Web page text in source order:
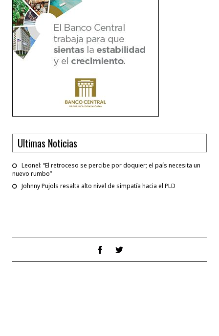
Ultimas Noticias
Leonel: “El retroceso se percibe por doquier; el país necesita un
nuevo rumbo”
Johnny Pujols resalta alto nivel de simpatía hacia el PLD